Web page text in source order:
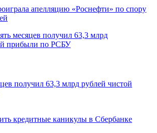
апелляцию «Роснефти» по спору
получил 63,3 млрд рублей чистой